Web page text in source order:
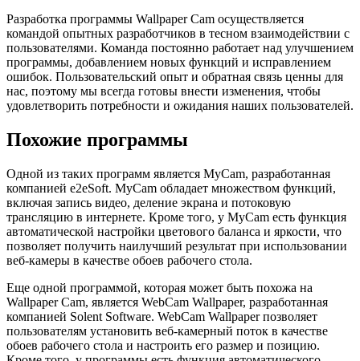
Разработка программы Wallpaper Cam осуществляется
командой опытных разработчиков в тесном взаимодействии с
пользователями. Команда постоянно работает над улучшением
программы, добавлением новых функций и исправлением
ошибок. Пользовательский опыт и обратная связь ценны для
нас, поэтому мы всегда готовы внести изменения, чтобы
удовлетворить потребности и ожидания наших пользователей.
Похожие программы
Одной из таких программ является MyCam, разработанная
компанией e2eSoft. MyCam обладает множеством функций,
включая запись видео, деление экрана и потоковую
трансляцию в интернете. Кроме того, у MyCam есть функция
автоматической настройки цветового баланса и яркости, что
позволяет получить наилучший результат при использовании
веб-камеры в качестве обоев рабочего стола.
Еще одной программой, которая может быть похожа на
Wallpaper Cam, является WebCam Wallpaper, разработанная
компанией Solent Software. WebCam Wallpaper позволяет
пользователям установить веб-камерный поток в качестве
обоев рабочего стола и настроить его размер и позицию.